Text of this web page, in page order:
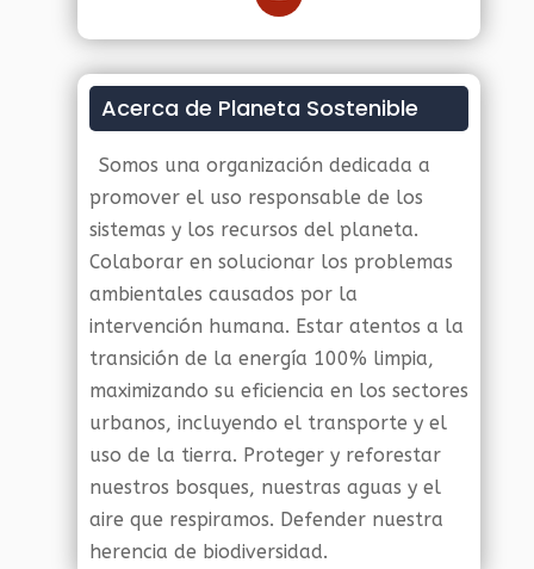
Acerca de Planeta Sostenible
Somos una organización dedicada a
promover el uso responsable de los
sistemas y los recursos del planeta.
Colaborar en solucionar los problemas
ambientales causados por la
intervención humana. Estar atentos a la
transición de la energía 100% limpia,
maximizando su eficiencia en los sectores
urbanos, incluyendo el transporte y el
uso de la tierra. Proteger y reforestar
nuestros bosques, nuestras aguas y el
aire que respiramos. Defender nuestra
herencia de biodiversidad.